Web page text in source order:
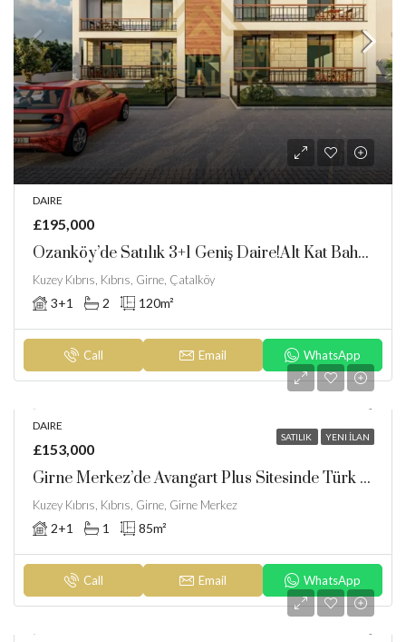
DAIRE
£195,000
Ozanköy’de Satılık 3+1 Geniş Daire!Alt Kat Bahçeli Üst Kat Terası
Kuzey Kıbrıs, Kıbrıs, Girne, Çatalköy
3+1 2 120m²
Call Email WhatsApp
SATILIK YENI İLAN
DAIRE
£153,000
Girne Merkez’de Avangart Plus Sitesinde Türk Koçanlı 2+1 Satılık Daire
Kuzey Kıbrıs, Kıbrıs, Girne, Girne Merkez
2+1 1 85m²
Call Email WhatsApp